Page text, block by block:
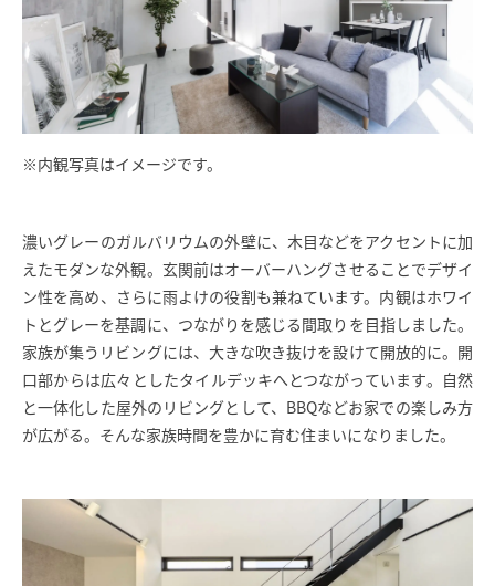
※内観写真はイメージです。
濃いグレーのガルバリウムの外壁に、木目などをアクセントに加
えたモダンな外観。玄関前はオーバーハングさせることでデザイ
ン性を高め、さらに雨よけの役割も兼ねています。内観はホワイ
トとグレーを基調に、つながりを感じる間取りを目指しました。
家族が集うリビングには、大きな吹き抜けを設けて開放的に。開
口部からは広々としたタイルデッキへとつながっています。自然
と一体化した屋外のリビングとして、BBQなどお家での楽しみ方
が広がる。そんな家族時間を豊かに育む住まいになりました。